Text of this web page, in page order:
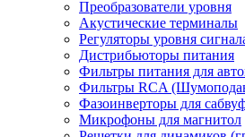
Преобразователи уровня
Акустические терминалы
Регуляторы уровня
Дистрибьюторы питания
Фильтры питания для
Фильтры RCA
Фазоинверторы для
Микрофоны для магнитол